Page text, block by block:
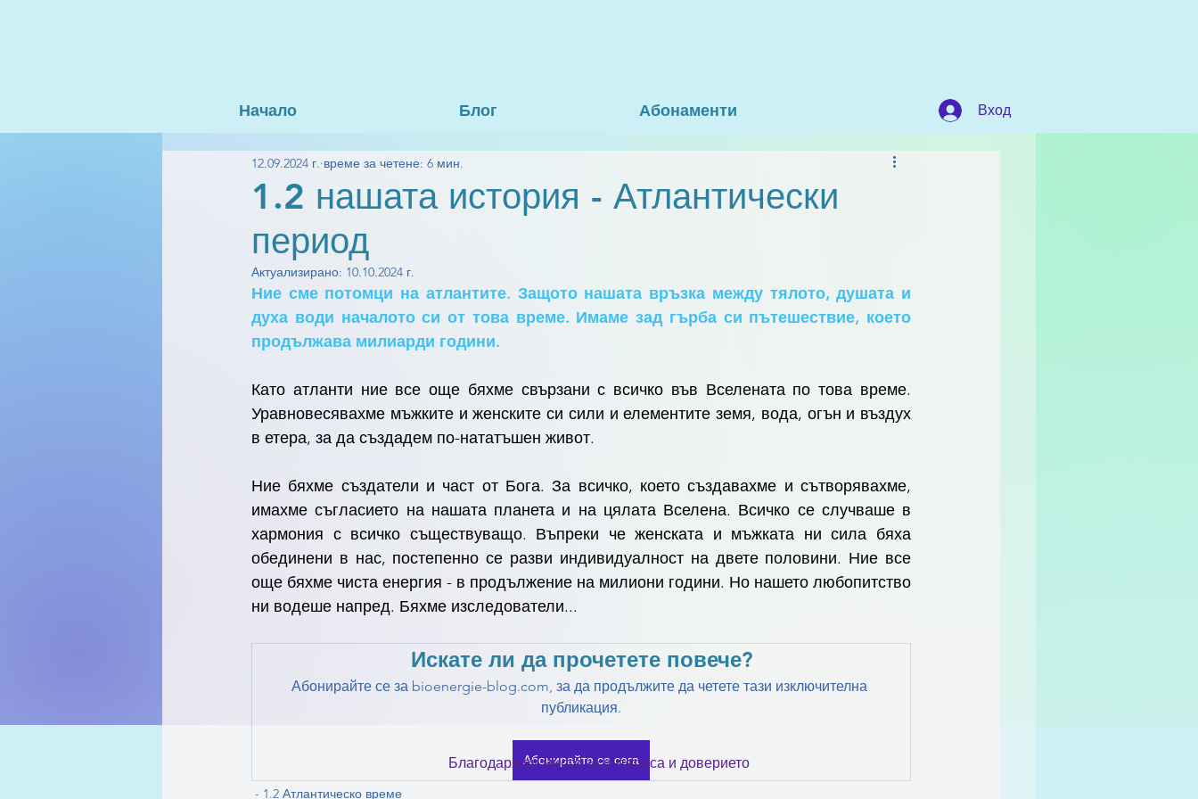
Начало Блог Абонаменти Вход
1.2 нашата история - Атлантически
период
12.09.2024 г. време за четене: 6 мин.
Актуализирано: 10.10.2024 г.
Ние сме потомци на атлантите. Защото нашата връзка между тялото, душата и
духа води началото си от това време. Имаме зад гърба си пътешествие, което
продължава милиарди години.
Като атланти ние все още бяхме свързани с всичко във Вселената по това време.
Уравновесявахме мъжките и женските си сили и елементите земя, вода, огън и въздух
в етера, за да създадем по-нататъшен живот.
Ние бяхме създатели и част от Бога. За всичко, което създавахме и сътворявахме,
имахме съгласието на нашата планета и на цялата Вселена. Всичко се случваше в
хармония с всичко съществуващо. Въпреки че женската и мъжката ни сила бяха
обединени в нас, постепенно се разви индивидуалност на двете половини. Ние все
още бяхме чиста енергия - в продължение на милиони години. Но нашето любопитство
ни водеше напред. Бяхме изследователи...
Искате ли да прочетете повече?
Абонирайте се за bioenergie-blog.com, за да продължите да четете тази изключителна
публикация.
Абонирайте се сега
- 1.2 Атлантическо време
Благодаря ви много за интереса и доверието